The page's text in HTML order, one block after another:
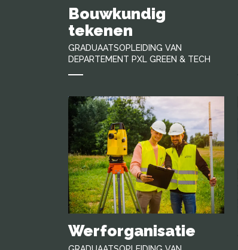
Bouwkundig
tekenen
GRADUAATSOPLEIDING VAN
DEPARTEMENT PXL GREEN & TECH
Werforganisatie